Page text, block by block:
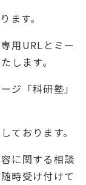
ます。
用URL とミー
します。
ジ「科研塾」
ております。
に関する相談
時受け付けて